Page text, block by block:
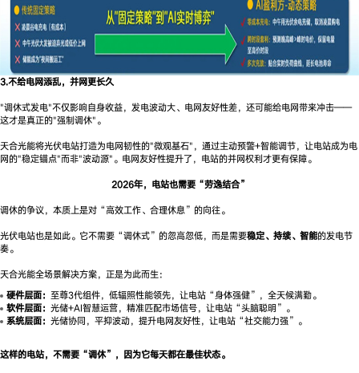
3.不给电网添乱，并网更长久
"调休式发电"不仅影响自身收益，发电波动大、电网友好性差，还可能给电网带来冲击——
这才是真正的"强制调休"。
天合光能将光伏电站打造为电网韧性的"微观基石"，通过主动预警+智能调节，让电站成为电
网的"稳定锚点"而非"波动源"。电网友好性提升了，电站的并网权利才更有保障。
2026年，电站也需要“劳逸结合”
调休的争议，本质上是对“高效工作、合理休息”的向往。
光伏电站也是如此。它不需要“调休式”的忽高忽低，而是需要稳定、持续、智能的发电节
奏。
天合光能全场景解决方案，正是为此而生：
硬件层面： 至尊3代组件，低辐照性能领先，让电站“身体强健”，全天候满勤。
软件层面：光储+AI智慧运营，精准匹配市场信号，让电站“头脑聪明”。
系统层面：光储协同，平抑波动，提升电网友好性，让电站“社交能力强”。
这样的电站，不需要“调休”，因为它每天都在最佳状态。